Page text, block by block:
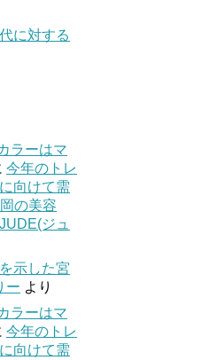
に対する
ラーはマ
今年のトレ
向けて需
の美容
ジュ
示した宮
ー より
ラーはマ
今年のトレ
向けて需